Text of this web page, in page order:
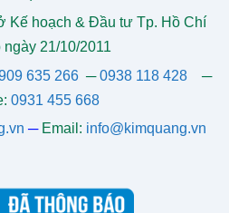
Kế hoạch & Đầu tư Tp. Hồ Chí
ngày 21/10/2011
635 266─0938 118 428─
0931 455 668
─ Email: info@kimquang.vn